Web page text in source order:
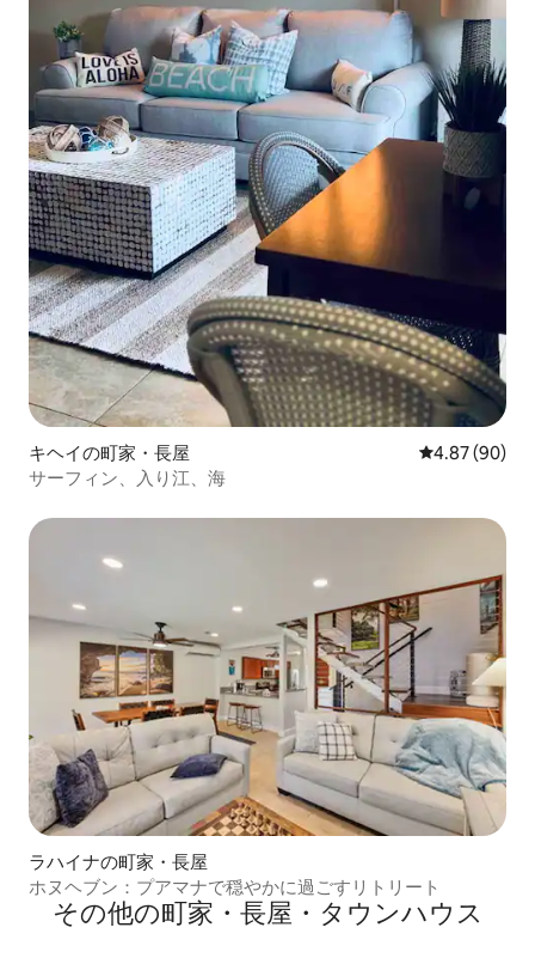
キヘイの町家・長屋 レビュー90
4.87 (90)
サーフィン、入り江、海
ラハイナの町家・長屋
ホヌヘブン：プアマナで穏やかに過ごすリトリート
その他の町家・長屋・タウンハウス